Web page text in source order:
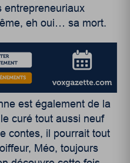
entrepreneuriaux
eh oui…sa mort.
est également de la
curé tout aussi neuf
contes, il pourrait tout
Méo, toujours